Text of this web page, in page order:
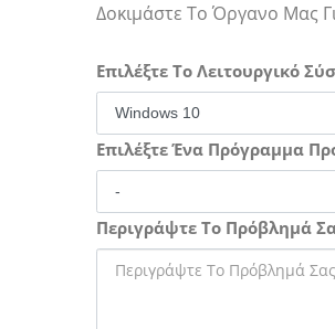
Δοκιμάστε Το Όργανο Μας
Επιλέξτε Το Λειτουργικό
Επιλέξτε Ένα Πρόγραμμα
Περιγράψτε Το Πρόβλημά